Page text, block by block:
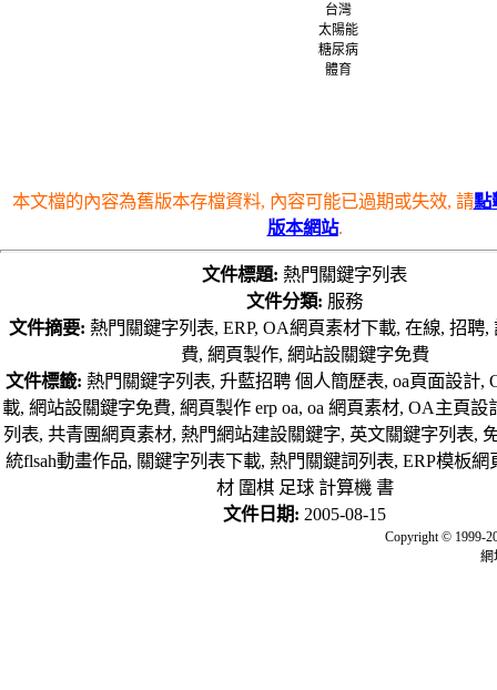
台灣
太陽能
糖尿病
體育
本文檔的內容為舊版本存檔資料, 內容可能已過期或失效, 請點
版本網站.
文件標題: 熱門關鍵字列表
文件分類: 服務
文件摘要: 熱門關鍵字列表, ERP, OA網頁素材下載, 在線, 招聘,
費, 網頁製作, 網站設關鍵字免費
文件標籤: 熱門關鍵字列表, 升藍招聘 個人簡歷表, oa頁面設計,
載, 網站設關鍵字免費, 網頁製作 erp oa, oa 網頁素材, OA主頁設
列表, 共青團網頁素材, 熱門網站建設關鍵字, 英文關鍵字列表,
統flsah動畫作品, 關鍵字列表下載, 熱門關鍵詞列表, ERP模板網
材 圍棋 足球 計算機 書
文件日期: 2005-08-15
Copyright ©